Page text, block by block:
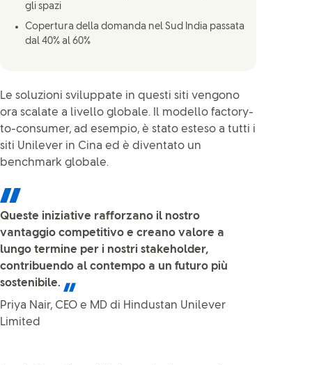
gli spazi
Copertura della domanda nel Sud India passata
dal 40% al 60%
Le soluzioni sviluppate in questi siti vengono
ora scalate a livello globale. Il modello factory-
to-consumer, ad esempio, è stato esteso a tutti i
siti Unilever in Cina ed è diventato un
benchmark globale.
Queste iniziative rafforzano il nostro
vantaggio competitivo e creano valore a
lungo termine per i nostri stakeholder,
contribuendo al contempo a un futuro più
sostenibile.
Priya Nair, CEO e MD di Hindustan Unilever
Limited